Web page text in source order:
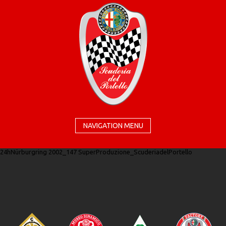
NAVIGATION MENU
24hNürburgring 2002_147 SuperProduzione_ScuderiadelPortello